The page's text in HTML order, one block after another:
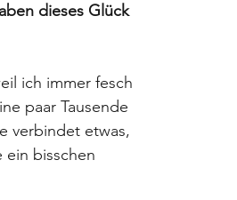
dieses Glück
ich immer fesch
paar Tausende
verbindet etwas,
ein bisschen